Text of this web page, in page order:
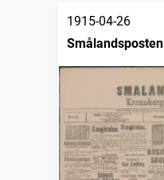
1915-04-26
Smålandsposten